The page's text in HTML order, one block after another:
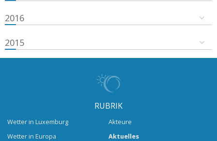
2016
2015
RUBRIK
Wetter in Luxemburg
Wetter in Europa
Akteure
Aktuelles